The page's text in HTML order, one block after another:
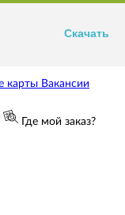
карты Вакансии
Где мой заказ?
Скачать